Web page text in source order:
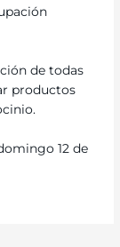
de todas
productos
12 de